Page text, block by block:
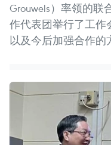
Grouwels）率领的联
作代表团举行了工作
以及今后加强合作的